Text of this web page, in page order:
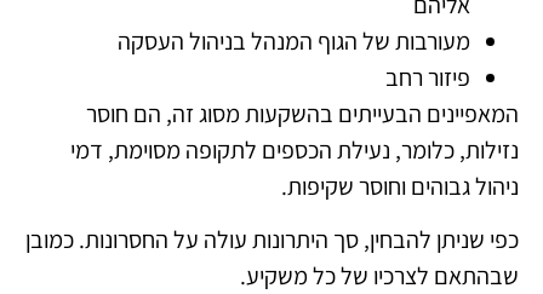
מעורבות של הגוף המנהל בניהול העסקה
פיזור רחב
המאפיינים הבעייתים בהשקעות מסוג זה, הם חוסר
נזילות, כלומר, נעילת הכספים לתקופה מסוימת, דמי
ניהול גבוהים וחוסר שקיפות.
כפי שניתן להבחין, סך היתרונות עולה על החסרונות. כמובן
שבהתאם לצרכיו של כל משקיע.